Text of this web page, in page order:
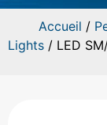
Accueil /
Lights / LED